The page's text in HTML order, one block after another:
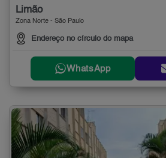
Limão
Zona Norte - São Paulo
Endereço no círculo do mapa
WhatsApp